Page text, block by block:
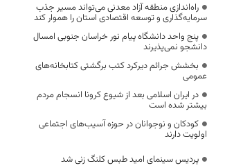
راه‌اندازی منطقه آزاد معدنی می‌تواند مسیر جذب
سرمایه‌گذاری و توسعه اقتصادی استان را هموار کند
پنج واحد دانشگاه پیام نور خراسان جنوبی امسال
دانشجو نمی‌پذیرند
بخشش جرائم دیرکرد کتب برگشتی کتابخانه‌های
عمومی
در ایران اسلامی بعد از شیوع کرونا انسجام مردم
بیشتر شده است
کودکان و نوجوانان در حوزه آسیب‌های اجتماعی
اولویت دارند
پردیس سینمای امید طبس کلنگ زنی شد